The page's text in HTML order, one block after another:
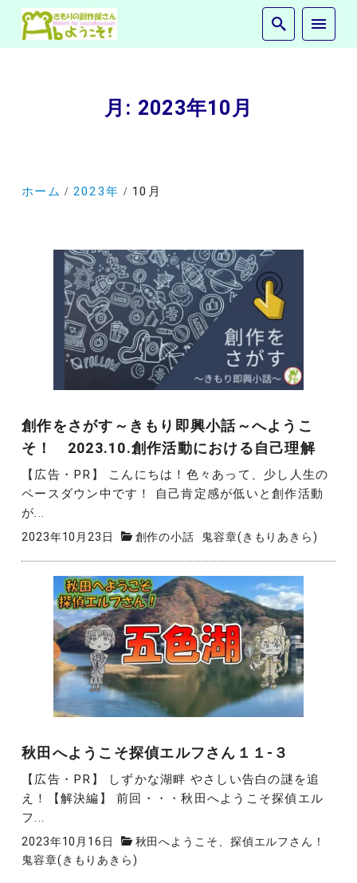
月: 2023年10月
ホーム 2023年 10月
創作をさがす～きもり即興小話～へようこ
そ！ 2023.10.創作活動における自己理解
【広告・PR】 こんにちは！色々あって、少し人生の
ペースダウン中です！ 自己肯定感が低いと創作活動
が...
2023年10月23日 創作の小話 鬼容章(きもりあきら)
秋田へようこそ探偵エルフさん１１-３
【広告・PR】 しずかな湖畔 やさしい告白の謎を追
え！【解決編】 前回・・・秋田へようこそ探偵エル
フ...
2023年10月16日
秋田へようこそ、探偵エルフさん！
鬼容章(きもりあきら)